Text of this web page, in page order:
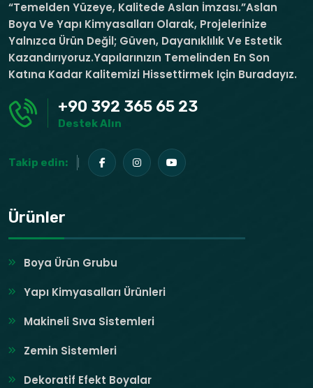
“Temelden Yüzeye, Kalitede Aslan İmzası.”Aslan
Boya Ve Yapı Kimyasalları Olarak, Projelerinize
Yalnızca Ürün Değil; Güven, Dayanıklılık Ve Estetik
Kazandırıyoruz.Yapılarınızın Temelinden En Son
Katına Kadar Kalitemizi Hissettirmek Için Buradayız.
+90 392 365 65 23
Destek Alın
Takip edin:
Ürünler
Boya Ürün Grubu
Yapı Kimyasalları Ürünleri
Makineli Sıva Sistemleri
Zemin Sistemleri
Dekoratif Efekt Boyalar